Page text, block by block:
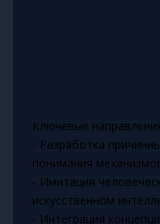
Ключевые
- Разработка
понимания
- Имитация
искусственном
- Интеграция